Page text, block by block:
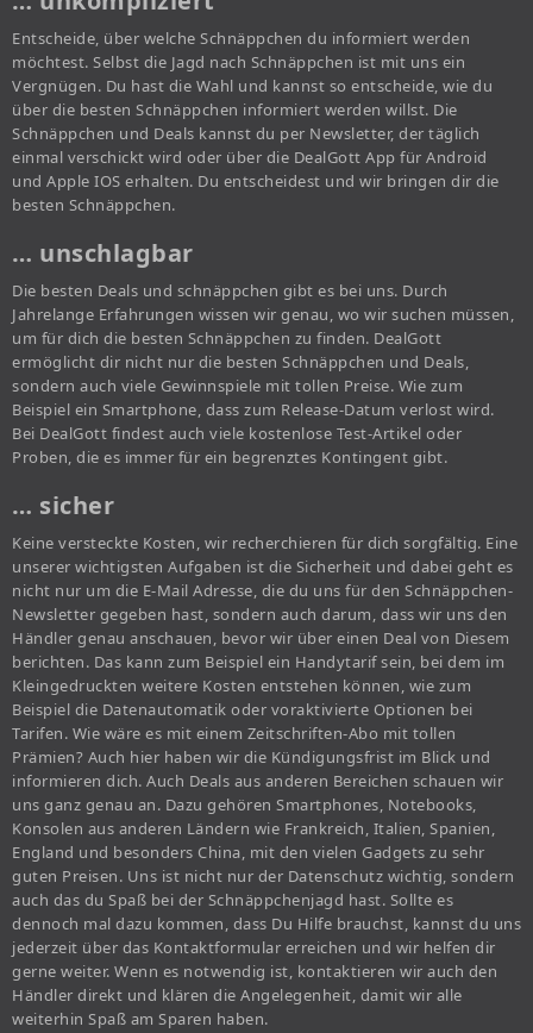
Entscheide, über welche Schnäppchen du informiert werden
möchtest. Selbst die Jagd nach Schnäppchen ist mit uns ein
Vergnügen. Du hast die Wahl und kannst so entscheide, wie du
über die besten Schnäppchen informiert werden willst. Die
Schnäppchen und Deals kannst du per Newsletter, der täglich
einmal verschickt wird oder über die DealGott App für Android
und Apple IOS erhalten. Du entscheidest und wir bringen dir die
besten Schnäppchen.
… unschlagbar
Die besten Deals und schnäppchen gibt es bei uns. Durch
Jahrelange Erfahrungen wissen wir genau, wo wir suchen müssen,
um für dich die besten Schnäppchen zu finden. DealGott
ermöglicht dir nicht nur die besten Schnäppchen und Deals,
sondern auch viele Gewinnspiele mit tollen Preise. Wie zum
Beispiel ein Smartphone, dass zum Release-Datum verlost wird.
Bei DealGott findest auch viele kostenlose Test-Artikel oder
Proben, die es immer für ein begrenztes Kontingent gibt.
… sicher
Keine versteckte Kosten, wir recherchieren für dich sorgfältig. Eine
unserer wichtigsten Aufgaben ist die Sicherheit und dabei geht es
nicht nur um die E-Mail Adresse, die du uns für den Schnäppchen-
Newsletter gegeben hast, sondern auch darum, dass wir uns den
Händler genau anschauen, bevor wir über einen Deal von Diesem
berichten. Das kann zum Beispiel ein Handytarif sein, bei dem im
Kleingedruckten weitere Kosten entstehen können, wie zum
Beispiel die Datenautomatik oder voraktivierte Optionen bei
Tarifen. Wie wäre es mit einem Zeitschriften-Abo mit tollen
Prämien? Auch hier haben wir die Kündigungsfrist im Blick und
informieren dich. Auch Deals aus anderen Bereichen schauen wir
uns ganz genau an. Dazu gehören Smartphones, Notebooks,
Konsolen aus anderen Ländern wie Frankreich, Italien, Spanien,
England und besonders China, mit den vielen Gadgets zu sehr
guten Preisen. Uns ist nicht nur der Datenschutz wichtig, sondern
auch das du Spaß bei der Schnäppchenjagd hast. Sollte es
dennoch mal dazu kommen, dass Du Hilfe brauchst, kannst du uns
jederzeit über das Kontaktformular erreichen und wir helfen dir
gerne weiter. Wenn es notwendig ist, kontaktieren wir auch den
Händler direkt und klären die Angelegenheit, damit wir alle
weiterhin Spaß am Sparen haben.